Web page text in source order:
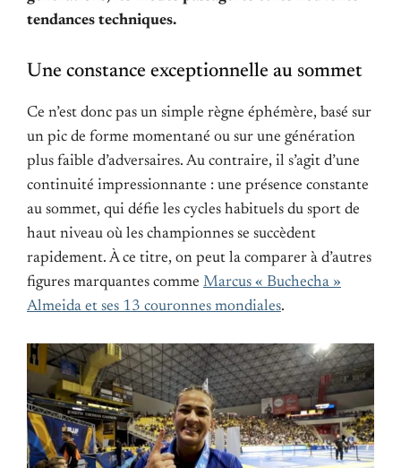
tendances techniques.
Une constance exceptionnelle au sommet
Ce n’est donc pas un simple règne éphémère, basé sur
un pic de forme momentané ou sur une génération
plus faible d’adversaires. Au contraire, il s’agit d’une
continuité impressionnante : une présence constante
au sommet, qui défie les cycles habituels du sport de
haut niveau où les championnes se succèdent
rapidement. À ce titre, on peut la comparer à d’autres
figures marquantes comme Marcus « Buchecha »
Almeida et ses 13 couronnes mondiales.